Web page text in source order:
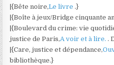
|{Bête noire,Le livre .}
|{Boîte à jeux/Bridge cinquante
|{Boulevard du crime: vie
justice de Paris,A voir et à lire. .
|{Care, justice et dépendance,
bibliothèque.}